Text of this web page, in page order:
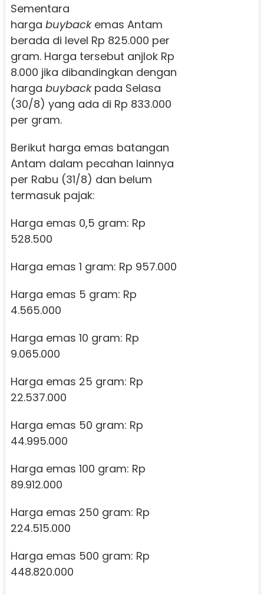
Sementara
harga buyback emas Antam
berada di level Rp 825.000 per
gram. Harga tersebut anjlok Rp
8.000 jika dibandingkan dengan
harga buyback pada Selasa
(30/8) yang ada di Rp 833.000
per gram.
Berikut harga emas batangan
Antam dalam pecahan lainnya
per Rabu (31/8) dan belum
termasuk pajak:
Harga emas 0,5 gram: Rp
528.500
Harga emas 1 gram: Rp 957.000
Harga emas 5 gram: Rp
4.565.000
Harga emas 10 gram: Rp
9.065.000
Harga emas 25 gram: Rp
22.537.000
Harga emas 50 gram: Rp
44.995.000
Harga emas 100 gram: Rp
89.912.000
Harga emas 250 gram: Rp
224.515.000
Harga emas 500 gram: Rp
448.820.000